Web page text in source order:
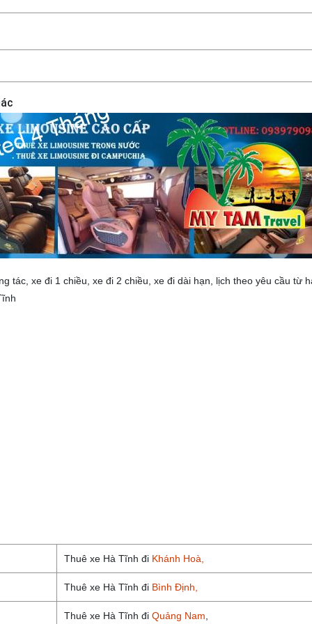
tác, xe đi 1 chiều, xe đi 2 chiều, xe đi dài hạn, lịch theo yêu cầu từ
Thuê xe Hà Tĩnh đi Khánh Hoà,
Thuê xe Hà Tĩnh đi Bình Định,
Thuê xe Hà Tĩnh đi Quảng Nam